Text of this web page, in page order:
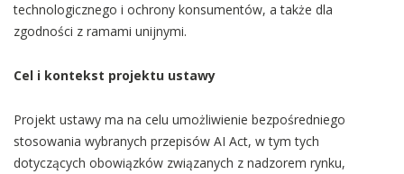
technologicznego i ochrony konsumentów, a także dla
zgodności z ramami unijnymi.
Cel i kontekst projektu ustawy
Projekt ustawy ma na celu umożliwienie bezpośredniego
stosowania wybranych przepisów AI Act, w tym tych
dotyczących obowiązków związanych z nadzorem rynku,